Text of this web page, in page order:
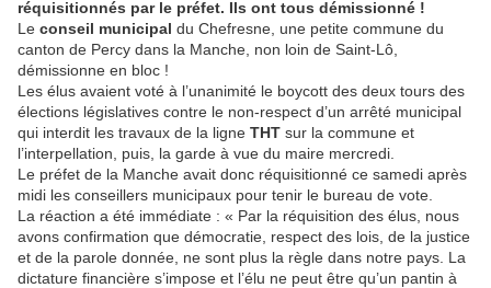
réquisitionnés par le préfet. Ils ont tous démissionné !
Le conseil municipal du Chefresne, une petite commune du
canton de Percy dans la Manche, non loin de Saint-Lô,
démissionne en bloc !
Les élus avaient voté à l’unanimité le boycott des deux tours des
élections législatives contre le non-respect d’un arrêté municipal
qui interdit les travaux de la ligne THT sur la commune et
l’interpellation, puis, la garde à vue du maire mercredi.
Le préfet de la Manche avait donc réquisitionné ce samedi après
midi les conseillers municipaux pour tenir le bureau de vote.
La réaction a été immédiate : « Par la réquisition des élus, nous
avons confirmation que démocratie, respect des lois, de la justice
et de la parole donnée, ne sont plus la règle dans notre pays. La
dictature financière s’impose et l’élu ne peut être qu’un pantin à